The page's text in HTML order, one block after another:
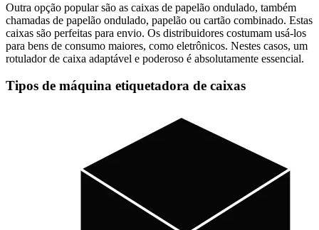
Outra opção popular são as caixas de papelão ondulado, também
chamadas de papelão ondulado, papelão ou cartão combinado. Estas
caixas são perfeitas para envio. Os distribuidores costumam usá-los
para bens de consumo maiores, como eletrônicos. Nestes casos, um
rotulador de caixa adaptável e poderoso é absolutamente essencial.
Tipos de máquina etiquetadora de caixas